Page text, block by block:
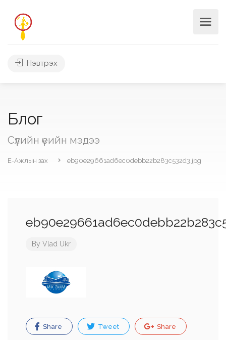
Нэвтрэх
Блог
Сүүлийн үеийн мэдээ
Е-Ажлын зах eb90e29661ad6ec0debb22b283c532d3.jpg
By Vlad Ukr
Share Tweet Share